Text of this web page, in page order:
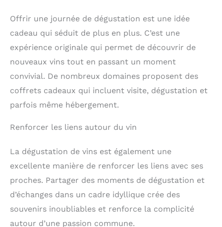
Offrir une journée de dégustation est une idée
cadeau qui séduit de plus en plus. C’est une
expérience originale qui permet de découvrir de
nouveaux vins tout en passant un moment
convivial. De nombreux domaines proposent des
coffrets cadeaux qui incluent visite, dégustation et
parfois même hébergement.
Renforcer les liens autour du vin
La dégustation de vins est également une
excellente manière de renforcer les liens avec ses
proches. Partager des moments de dégustation et
d’échanges dans un cadre idyllique crée des
souvenirs inoubliables et renforce la complicité
autour d’une passion commune.